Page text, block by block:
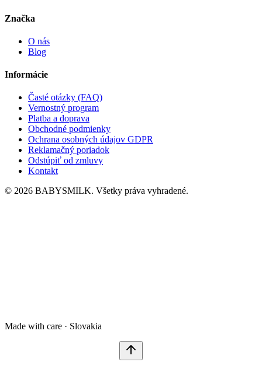
Značka
O nás
Blog
Informácie
Časté otázky (FAQ)
Vernostný program
Platba a doprava
Obchodné podmienky
Ochrana osobných údajov GDPR
Reklamačný poriadok
Odstúpiť od zmluvy
Kontakt
© 2026 BABYSMILK. Všetky práva vyhradené.
Made with care · Slovakia